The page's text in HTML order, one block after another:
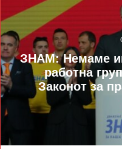
ЗНАМ: Немаме
работна
Законот за